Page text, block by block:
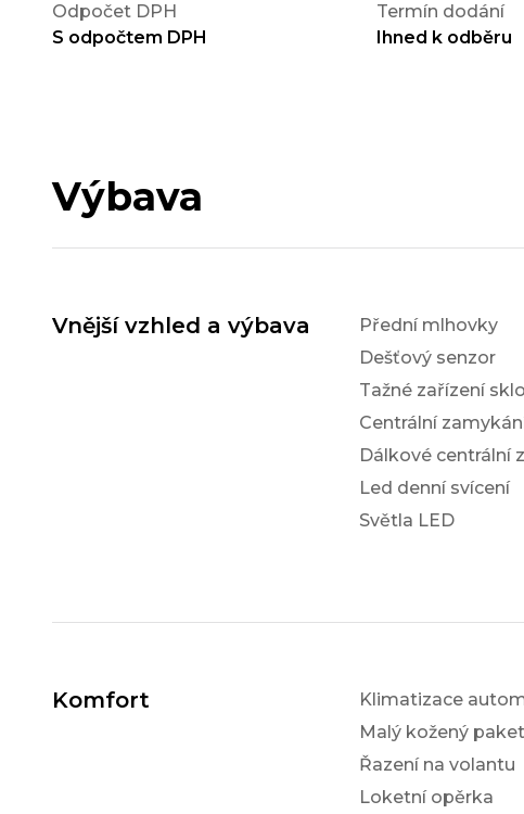
Odpočet DPH
S odpočtem DPH
Termín dodání
Ihned k odběru
Výbava
Vnější vzhled a výbava
Přední mlhovky
Dešťový senzor
Tažné zařízení
Centrální
Dálkové centrální
Led denní svícení
Světla LED
Komfort
Klimatizace
Malý kožený paket
Řazení na volantu
Loketní opěrka